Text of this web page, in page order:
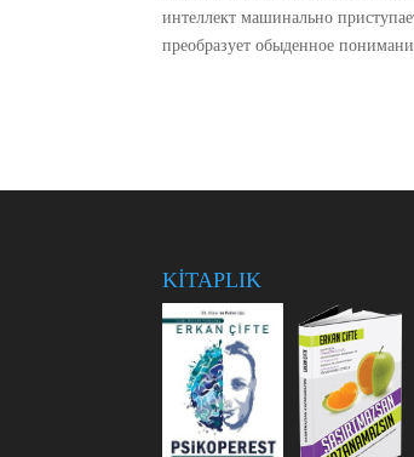
интеллект машинально
преобразует обыденное
KİTAPLIK